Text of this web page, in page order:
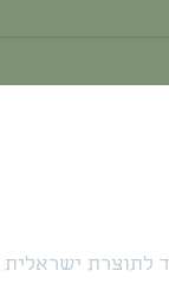
לתוצרת ישראלית